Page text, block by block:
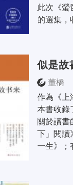
此次《螢
的選集，
似是故
董橋
作為《上
本書收錄
關於讀書
下」閱讀
一生》；